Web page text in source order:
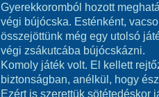
Gyerekkoromból hozott
végi bújócska. Esténként,
összejöttünk még egy utolsó
végi zsákutcába bújócskázni.
Komoly játék volt. El kellett
biztonságban, anélkül, hogy
Ezért is szerettük sötétedéskor